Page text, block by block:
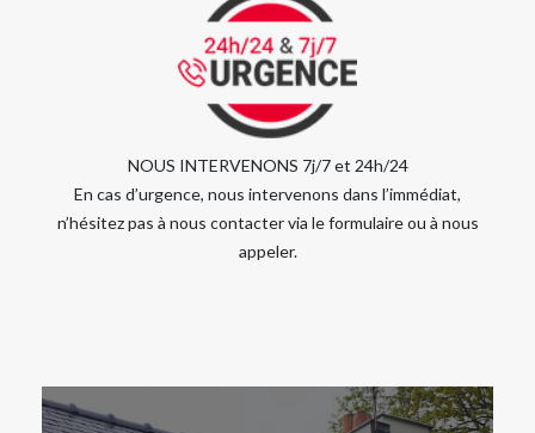
NOUS INTERVENONS 7j/7 et 24h/24
En cas d’urgence, nous intervenons dans l’immédiat,
n’hésitez pas à nous contacter via le formulaire ou à nous
appeler.